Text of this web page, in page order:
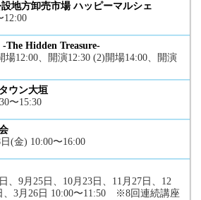
地方卸売市場 ハッピーマルシェ
12:00
Hidden Treasure-
場12:00、開演12:30 (2)開場14:00、開演
ウン大垣
〜15:30
(金) 10:00〜16:00
、9月25日、10月23日、11月27日、12
、3月26日 10:00〜11:50 ※8回連続講座